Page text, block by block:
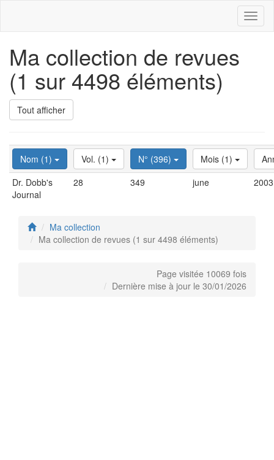
Ma collection de revues
(1 sur 4498 éléments)
Tout afficher
Nom (1) Vol. (1) N° (396) Mois (1)
Dr. Dobb's
Journal
28 349 june 2003
Ma collection
Ma collection de revues (1 sur 4498 éléments)
Page visitée 10069 fois
Dernière mise à jour le 30/01/2026